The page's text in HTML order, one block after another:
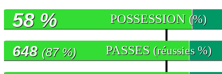
POSSESSION (%)
58 %
PASSES (réussies %)
648 (87 %)